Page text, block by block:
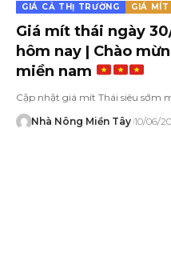
GIÁ CẢ THỊ TRƯỜNG GIÁ
Giá mít thái ngày
hôm nay | Chào
miền nam
Cập nhật giá mít Thái siêu sớm
Nhà Nông Miền Tây 10/06/